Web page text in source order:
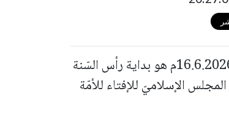
أعلن المجلس الإسلاميّ للإفتاء أنّ " الثلاثاء الموافق 16.6.2026م هو بداية رأس السّنة
يتقدّم المجلس الإسلاميّ للإفتاء للأمّة